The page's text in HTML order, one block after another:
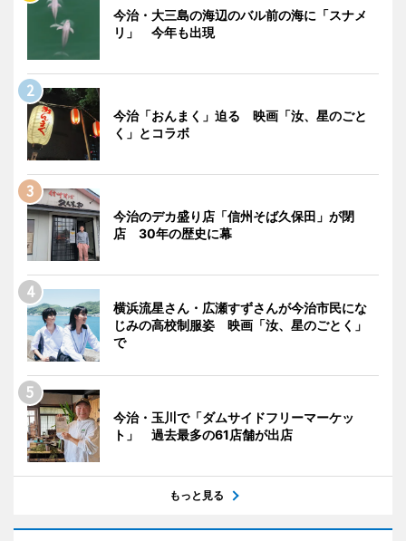
今治・大三島の海辺のバル前の海に「スナメ
リ」 今年も出現
今治「おんまく」迫る 映画「汝、星のごと
く」とコラボ
今治のデカ盛り店「信州そば久保田」が閉
店 30年の歴史に幕
横浜流星さん・広瀬すずさんが今治市民にな
じみの高校制服姿 映画「汝、星のごとく」
で
今治・玉川で「ダムサイドフリーマーケッ
ト」 過去最多の61店舗が出店
もっと見る